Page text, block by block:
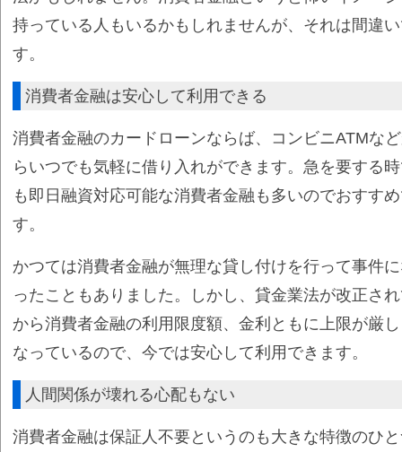
持っている人もいるかもしれませんが、それは間違
す。
消費者金融は安心して利用できる
消費者金融のカードローンならば、コンビニATMな
らいつでも気軽に借り入れができます。急を要する
も即日融資対応可能な消費者金融も多いのでおすす
す。
かつては消費者金融が無理な貸し付けを行って事件
ったこともありました。しかし、貸金業法が改正さ
から消費者金融の利用限度額、金利ともに上限が厳
なっているので、今では安心して利用できます。
人間関係が壊れる心配もない
消費者金融は保証人不要というのも大きな特徴のひ